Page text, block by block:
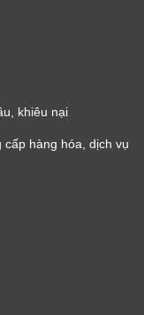
khiêu nại
hàng hóa, dịch vụ